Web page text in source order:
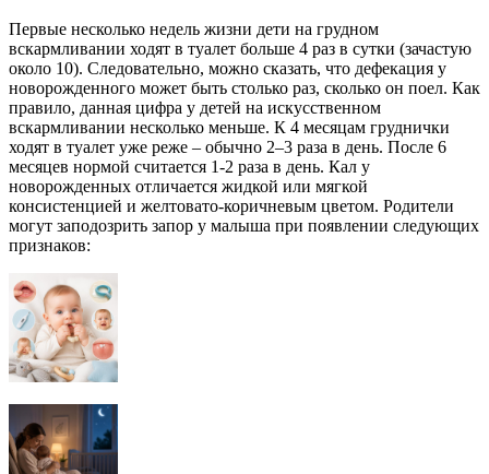
Первые несколько недель жизни дети на грудном
вскармливании ходят в туалет больше 4 раз в сутки (зачастую
около 10). Следовательно, можно сказать, что дефекация у
новорожденного может быть столько раз, сколько он поел. Как
правило, данная цифра у детей на искусственном
вскармливании несколько меньше. К 4 месяцам груднички
ходят в туалет уже реже – обычно 2–3 раза в день. После 6
месяцев нормой считается 1-2 раза в день. Кал у
новорожденных отличается жидкой или мягкой
консистенцией и желтовато-коричневым цветом. Родители
могут заподозрить запор у малыша при появлении следующих
признаков: